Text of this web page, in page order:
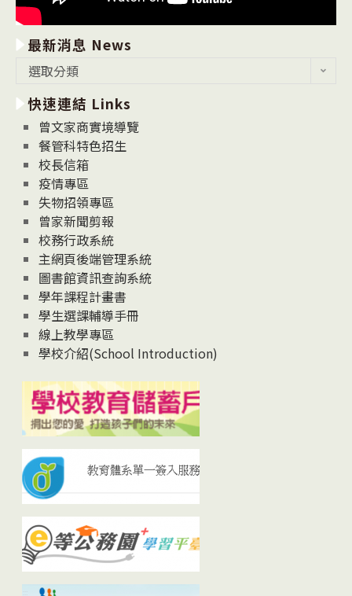
最新消息 News
消
息
News
選取分類
快速連結 Links
曾文家商實境導覽
餐管科特色招生
校長信箱
疫情專區
失物招領專區
曾家新聞剪報
校務行政系統
主網頁後端管理系統
圖書館資訊查詢系統
學年課程計畫書
學生選課輔導手冊
線上教學專區
學校介紹(School Introduction)